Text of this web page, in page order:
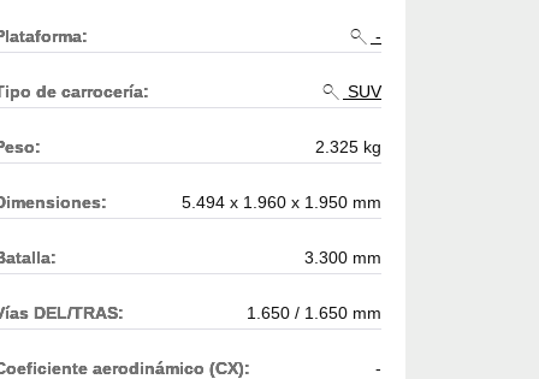
-
de carrocería: SUV
2.325 kg
5.494 x 1.960 x 1.950 mm
3.300 mm
DEL/TRAS: 1.650 / 1.650 mm
aerodinámico (CX): -